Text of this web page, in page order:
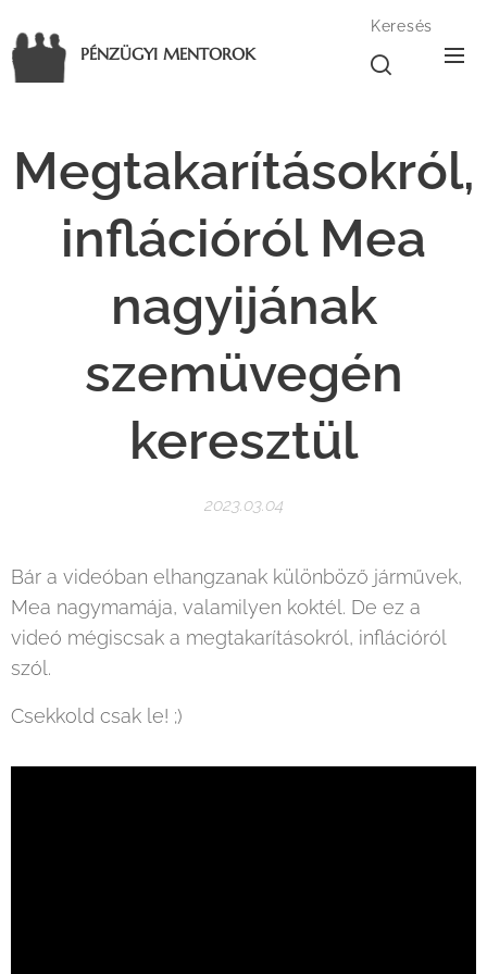
PÉNZÜGYI MENTOROK
Keresés
Megtakarításokról,
inflációról Mea
nagyijának
szemüvegén
keresztül
2023.03.04
Bár a videóban elhangzanak különböző járművek,
Mea nagymamája, valamilyen koktél. De ez a
videó mégiscsak a megtakarításokról, inflációról
szól.
Csekkold csak le! ;)